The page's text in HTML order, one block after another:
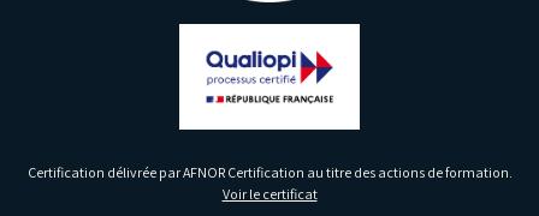
Certification délivrée par AFNOR Certification au titre des actions de formation.
Voir le certificat